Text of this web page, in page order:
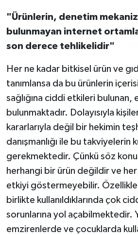
"Ürünlerin, denetim
bulunmayan internet
son derece tehlikelidir"
Her ne kadar bitkisel ürün ve
tanımlansa da bu ürünlerin
sağlığına ciddi etkileri
bulunmaktadır. Dolayısıyla
kararlarıyla değil bir hekimin
danışmanlığı ile bu takviyelerin
gerekmektedir. Çünkü söz
herhangi bir ürün değildir ve her
etkiyi göstermeyebilir.
birlikte kullanıldıklarında çok
sorunlarına yol açabilmektedir.
emzirenlerde ve çocuklarda